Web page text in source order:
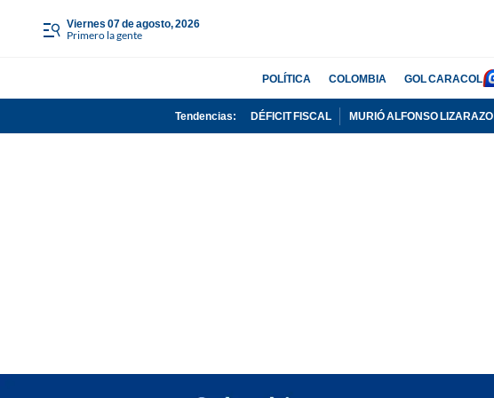
viernes 07 de agosto, 2026
Primero la gente
POLÍTICA COLOMBIA GOL CARACOL
Tendencias: DÉFICIT FISCAL MURIÓ ALFONSO LIZARAZO